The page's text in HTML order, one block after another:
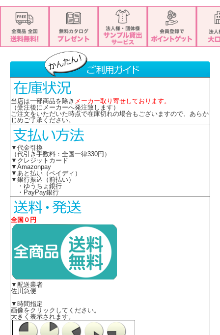
当店は一部商品を除き メーカー取り寄せしております。
（受注後にメーカーへ発注致します）
ご注文をいただいた時点で在庫切れの場合もございますので、あらか
じめご了承ください。
▼代金引換
（代引き手数料：全国一律330円）
▼クレジットカード
▼Amazonpay
▼あと払い（ペイディ）
▼銀行振込（前払い）
・ゆうちょ銀行
・PayPay銀行
全国０円
▼配送業者
佐川急便
▼時間指定
画像をクリックしてください。
大きく表示されます。